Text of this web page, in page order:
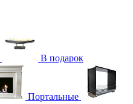
В подарок
Портальные